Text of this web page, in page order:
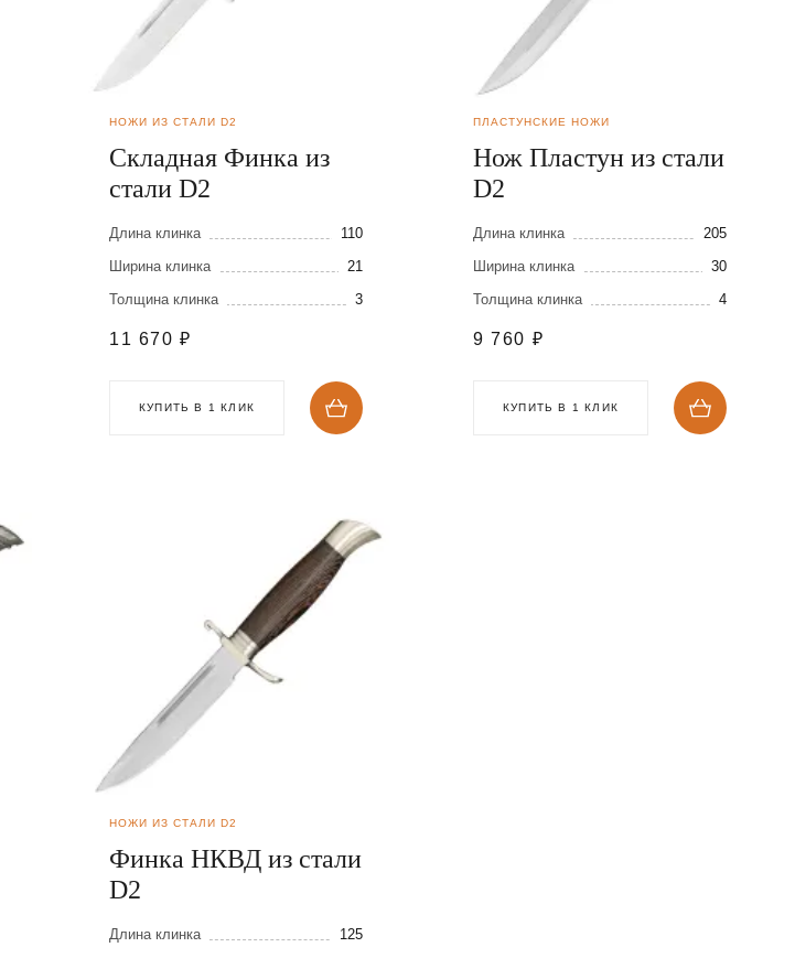
НОЖИ ИЗ СТАЛИ D2
Складная Финка из
стали D2
Длина клинка
110
Ширина клинка
21
Толщина клинка
3
11 670 ₽
КУПИТЬ В 1 КЛИК
ПЛАСТУНСКИЕ НОЖИ
Нож Пластун из стали
D2
Длина клинка
205
Ширина клинка
30
Толщина клинка
4
9 760 ₽
КУПИТЬ В 1 КЛИК
НОЖИ ИЗ СТАЛИ D2
Финка НКВД из стали
D2
Длина клинка
125